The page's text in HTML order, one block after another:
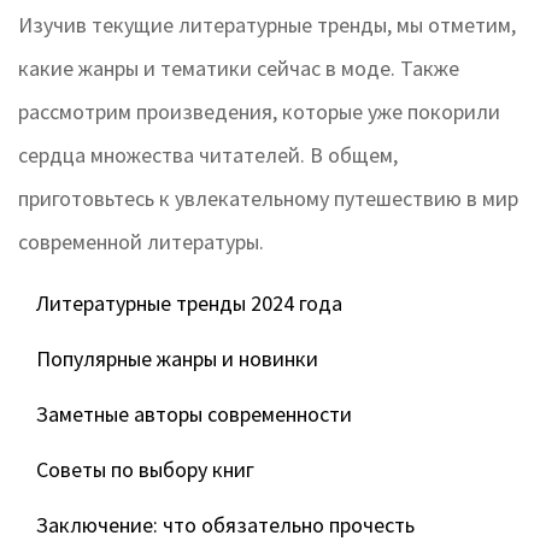
Изучив текущие литературные тренды, мы отметим,
какие жанры и тематики сейчас в моде. Также
рассмотрим произведения, которые уже покорили
сердца множества читателей. В общем,
приготовьтесь к увлекательному путешествию в мир
современной литературы.
Литературные тренды 2024 года
Популярные жанры и новинки
Заметные авторы современности
Советы по выбору книг
Заключение: что обязательно прочесть